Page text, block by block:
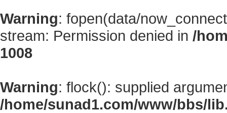
Warning: fopen(data/
stream: Permission denied in /
1008
Warning: flock(): supplied
/home/sunad1.com/www/bbs/